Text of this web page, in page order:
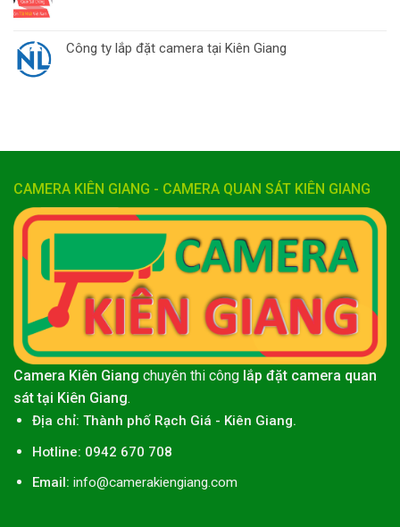
Công ty lắp đặt camera tại Kiên Giang
CAMERA KIÊN GIANG - CAMERA QUAN SÁT KIÊN GIANG
Camera Kiên Giang chuyên thi công lắp đặt camera quan
sát tại Kiên Giang.
Địa chỉ: Thành phố Rạch Giá - Kiên Giang.
Hotline: 0942 670 708
Email: info@camerakiengiang.com